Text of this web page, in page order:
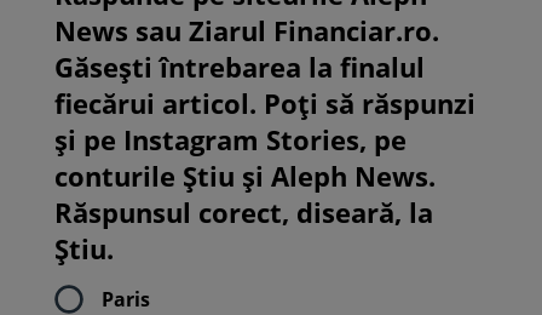
News sau Ziarul Financiar.ro.
Găsești întrebarea la finalul
fiecărui articol. Poți să răspunzi
și pe Instagram Stories, pe
conturile Știu și Aleph News.
Răspunsul corect, diseară, la
Știu.
Paris